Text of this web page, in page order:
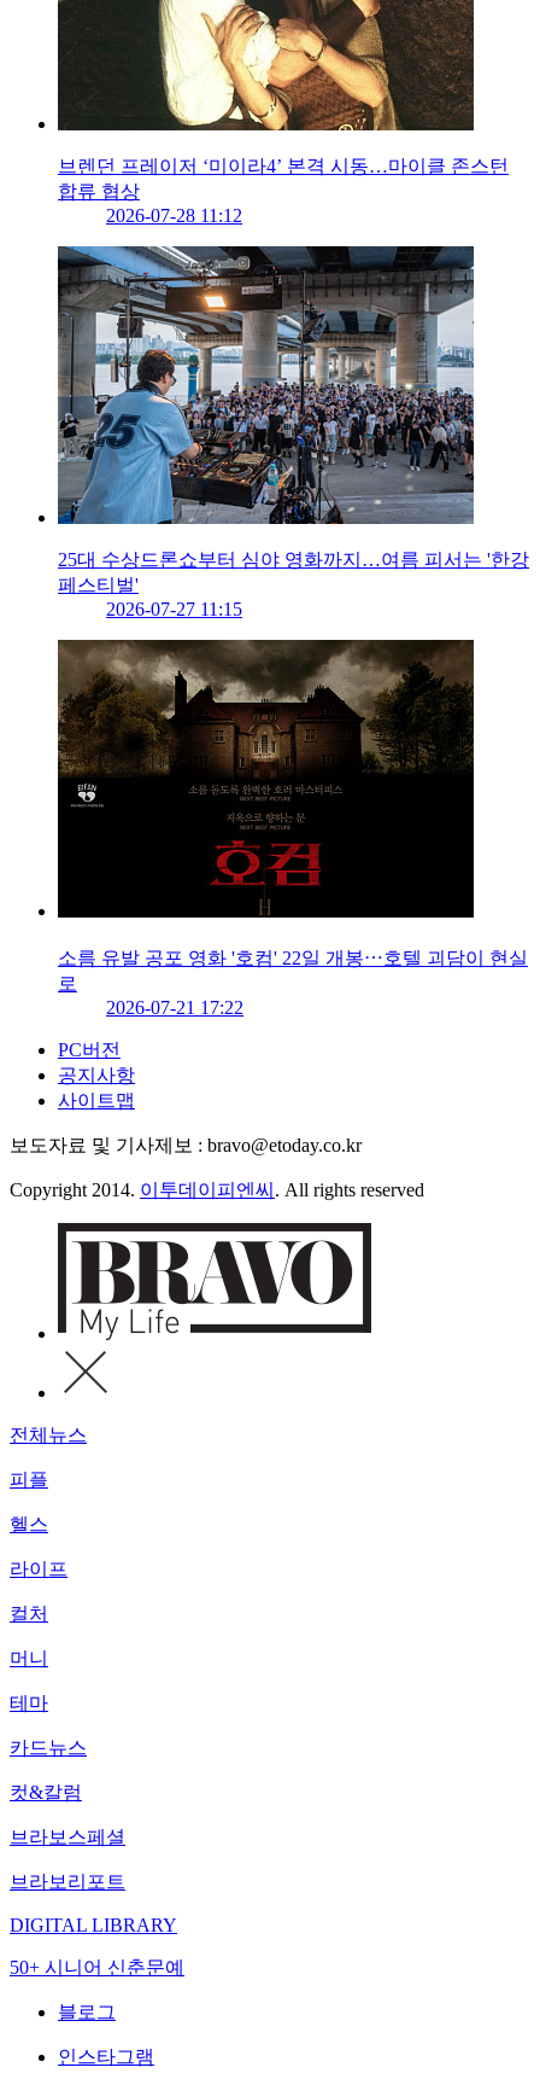
브렌던 프레이저 ‘미이라4’ 본격 시동…마이클 존스턴
합류 협상
2026-07-28 11:12
25대 수상드론쇼부터 심야 영화까지…여름 피서는 '한강
페스티벌'
2026-07-27 11:15
소름 유발 공포 영화 '호컴' 22일 개봉⋯호텔 괴담이 현실
로
2026-07-21 17:22
PC버전
공지사항
사이트맵
보도자료 및 기사제보 : bravo@etoday.co.kr
Copyright 2014. 이투데이피엔씨 . All rights reserved
전체뉴스
피플
헬스
라이프
컬처
머니
테마
카드뉴스
컷&칼럼
브라보스페셜
브라보리포트
DIGITAL LIBRARY
50+ 시니어 신춘문예
블로그
인스타그램